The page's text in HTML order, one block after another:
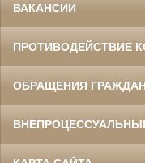
ВАКАНСИИ
ПРОТИВОДЕЙСТВИЕ
ОБРАЩЕНИЯ ГРАЖДАН